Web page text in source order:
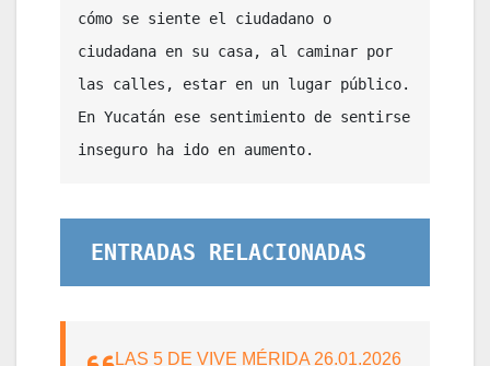
cómo se siente el ciudadano o
ciudadana en su casa, al caminar por
las calles, estar en un lugar público.
En Yucatán ese sentimiento de sentirse
inseguro ha ido en aumento.
ENTRADAS RELACIONADAS
LAS 5 DE VIVE MÉRIDA 26.01.2026